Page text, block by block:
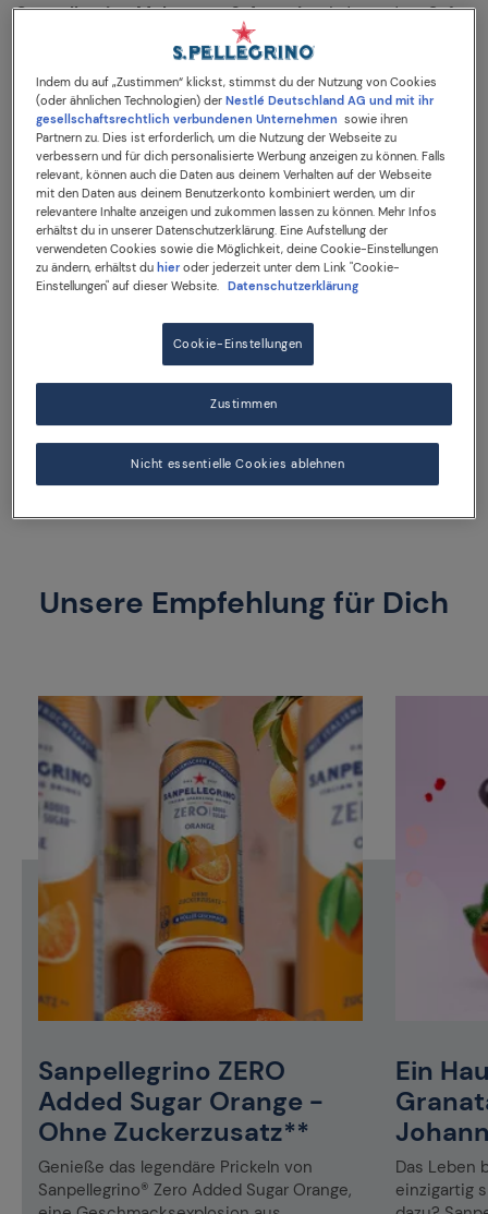
Sanpellegrino Melograno & Aranciawird aus dem Saft
sonnengereifter Orangen und Granatäpfel aus Italien
hergestellt. So erhält die einzigartige Limonade ihren
ausgewogenen Geschmack. Feinperlige Kohlensäure
sorgt für die perfekte Frische. Der angenehm herbe
Geschmack wird durch die richtige Menge an Süße
ausbalanciert.
Sanpellegrino Melograno & Aranciawird am besten
kühl bei einerTemperatur von 6–8 °Cserviert. Für den
perfekten Abschluss sorgen Granatapfel, schwarze
Pfefferkörner und frische Minze.
um gemeinsam mit Freunden in Erinnerungen an den
Sommer zu schwelgen.
Unsere Empfehlung für Dich
Sanpellegrino ZERO
Added Sugar Orange -
Ohne Zuckerzusatz**
Genieße das legendäre Prickeln von
Sanpellegrino® Zero Added Sugar Orange,
Ein
Das Leben
einzigartig
Indem du auf „Zustimmen“ klickst, stimmst du der Nutzung von Cookies
(oder ähnlichen Technologien) derNestlé Deutschland AG und mit ihr
gesellschaftsrechtlich verbundenen Unternehmen sowie ihren
Partnern zu. Dies ist erforderlich, um die Nutzung der Webseite zu
verbessern und für dich personalisierte Werbung anzeigen zu können. Falls
relevant, können auch die Daten aus deinem Verhalten auf der Webseite
mit den Daten aus deinem Benutzerkonto kombiniert werden, um dir
relevantere Inhalte anzeigen und zukommen lassen zu können. Mehr Infos
erhältst du in unserer Datenschutzerklärung. Eine Aufstellung der
verwendeten Cookies sowie die Möglichkeit, deine Cookie-Einstellungen
zu ändern, erhältst duhier oder jederzeit unter dem Link "Cookie-
Einstellungen" auf dieser Website. Datenschutzerklärung
Cookie-Einstellungen
Nicht essentielle Cookies ablehnen
Zustimmen